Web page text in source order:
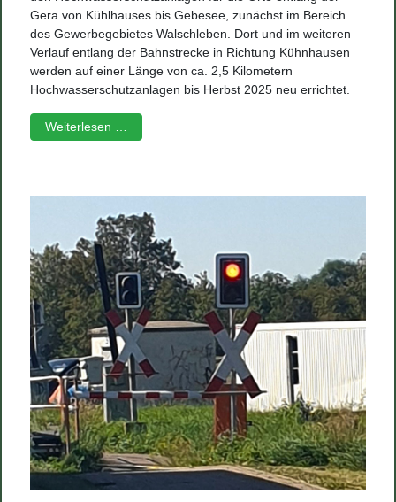
Gera von Kühlhauses bis Gebesee, zunächst im Bereich
des Gewerbegebietes Walschleben. Dort und im weiteren
Verlauf entlang der Bahnstrecke in Richtung Kühnhausen
werden auf einer Länge von ca. 2,5 Kilometern
Hochwasserschutzanlagen bis Herbst 2025 neu errichtet.
Weiterlesen …